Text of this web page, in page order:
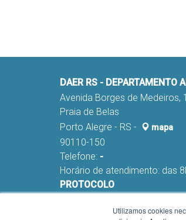
DAER RS - DEPARTAMENTO
Avenida Borges de Medeiros,
Praia de Belas
Porto Alegre - RS -
mapa
90110-150
Telefone: -
Horário de atendimento: das
PROTOCOLO
nca-Utilizamos cookies